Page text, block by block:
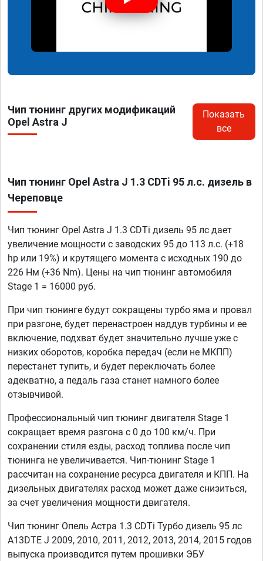
Чип тюнинг других модификаций
Opel Astra J
Показать
все
Чип тюнинг Opel Astra J 1.3 CDTi 95 л.с. дизель в
Череповце
Чип тюнинг Opel Astra J 1.3 CDTi дизель 95 лс дает
увеличение мощности с заводских 95 до 113 л.с. (+18
hp или 19%) и крутящего момента с исходных 190 до
226 Нм (+36 Nm). Цены на чип тюнинг автомобиля
Stage 1 = 16000 руб.
При чип тюнинге будут сокращены турбо яма и провал
при разгоне, будет перенастроен наддув турбины и ее
включение, подхват будет значительно лучше уже с
низких оборотов, коробка передач (если не МКПП)
перестанет тупить, и будет переключать более
адекватно, а педаль газа станет намного более
отзывчивой.
Профессиональный чип тюнинг двигателя Stage 1
сокращает время разгона с 0 до 100 км/ч. При
сохранении стиля езды, расход топлива после чип
тюнинга не увеличивается. Чип-тюнинг Stage 1
рассчитан на сохранение ресурса двигателя и КПП. На
дизельных двигателях расход может даже снизиться,
за счет увеличения мощности двигателя.
Чип тюнинг Опель Астра 1.3 CDTi Турбо дизель 95 лс
A13DTE J 2009, 2010, 2011, 2012, 2013, 2014, 2015 годов
выпуска производится путем прошивки ЭБУ